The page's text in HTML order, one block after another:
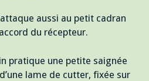
aussi au petit cadran
du récepteur.
pratique une petite saignée
lame de cutter, fixée sur